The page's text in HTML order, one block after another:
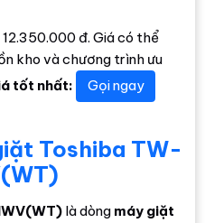
12.350.000 đ. Giá có thể
kho và chương trình ưu
tốt nhất: Gọi ngay
Toshiba TW-
là dòng máy giặt